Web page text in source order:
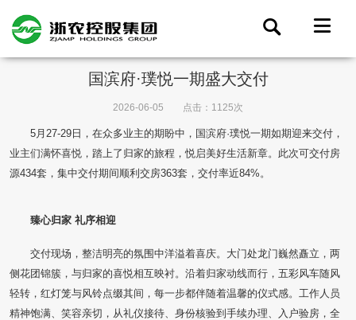
国滨府·璞悦一期盛大交付
2026-06-05 点击：1125次
5月27-29日，在众多业主的期盼中，国滨府·璞悦一期如期迎来交付，
业主们满怀喜悦，踏上了归家的旅程，悦启美好生活新章。此次可交付房
源434套，集中交付期间顺利交房363套，交付率近84%。
臻心归家 礼序相迎
交付现场，整洁明亮的氛围中洋溢着喜庆。大门处龙门巍然矗立，两
侧花团锦簇，与归家的喜悦相互映衬。沿着归家动线而行，五彩风车随风
轻转，红灯笼与风铃点缀其间，每一步都伴随着温馨的仪式感。工作人员
精神饱满、笑容亲切，从礼仪接待、身份核验到手续办理、入户验房，全